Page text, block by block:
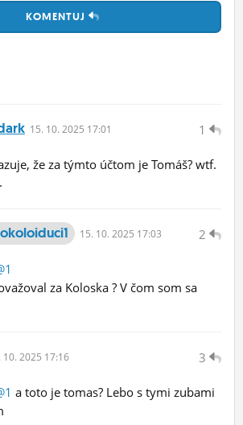
KOMENTUJ
1
15. 10. 2025 17:01
že za týmto účtom je Tomáš? wtf.
2
15. 10. 2025 17:03
za Koloska ? V čom som sa
3
10. 2025 17:16
a toto je tomas? Lebo s tymi zubami